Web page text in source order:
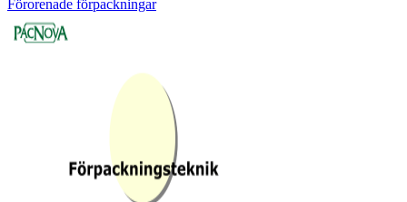
Förorenade förpackningar